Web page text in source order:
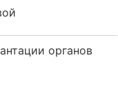
органов